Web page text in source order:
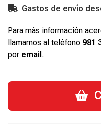
Gastos de envío
Para más información
llamarnos al teléfono 981
por email .